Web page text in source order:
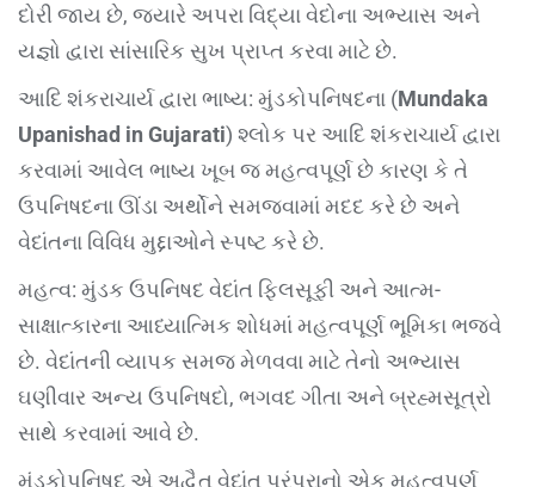
દોરી જાય છે, જ્યારે અપરા વિદ્યા વેદોના અભ્યાસ અને
યજ્ઞો દ્વારા સાંસારિક સુખ પ્રાપ્ત કરવા માટે છે.
આદિ શંકરાચાર્ય દ્વારા ભાષ્ય: મુંડકોપનિષદના (Mundaka
Upanishad in Gujarati) શ્લોક પર આદિ શંકરાચાર્ય દ્વારા
કરવામાં આવેલ ભાષ્ય ખૂબ જ મહત્વપૂર્ણ છે કારણ કે તે
ઉપનિષદના ઊંડા અર્થોને સમજવામાં મદદ કરે છે અને
વેદાંતના વિવિધ મુદ્દાઓને સ્પષ્ટ કરે છે.
મહત્વ: મુંડક ઉપનિષદ વેદાંત ફિલસૂફી અને આત્મ-
સાક્ષાત્કારના આધ્યાત્મિક શોધમાં મહત્વપૂર્ણ ભૂમિકા ભજવે
છે. વેદાંતની વ્યાપક સમજ મેળવવા માટે તેનો અભ્યાસ
ઘણીવાર અન્ય ઉપનિષદો, ભગવદ ગીતા અને બ્રહ્મસૂત્રો
સાથે કરવામાં આવે છે.
મુંડકોપનિષદ એ અદ્વૈત વેદાંત પરંપરાનો એક મહત્વપૂર્ણ